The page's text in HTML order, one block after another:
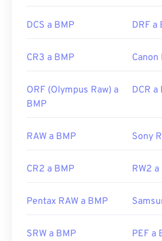
DCS a BMP DRF a
CR3 a BMP Canon
ORF (Olympus Raw) a
BMP
DCR a
RAW a BMP Sony
CR2 a BMP RW2
Pentax RAW a BMP
SRW a BMP PEF a